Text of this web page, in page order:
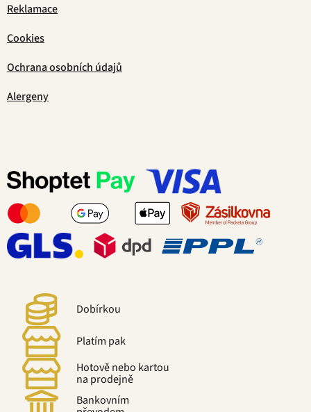
Reklamace
Cookies
Ochrana osobních údajů
Alergeny
Dobírkou
Platím pak
Hotově nebo kartou
na prodejně
Bankovním